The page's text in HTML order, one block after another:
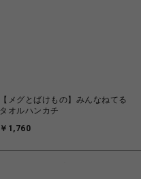
【メグとばけもの】みんなねてる
タオルハンカチ
￥1,760